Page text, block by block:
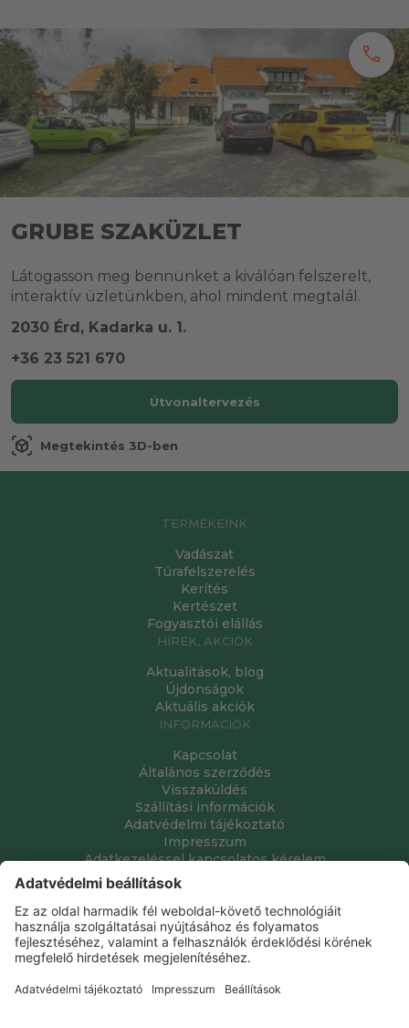
call
GRUBE SZAKÜZLET
Látogasson meg bennünket a kiválóan felszerelt,
interaktív üzletünkben, ahol mindent megtalál.
2030 Érd, Kadarka u. 1.
+36 23 521 670
Útvonaltervezés
view_in_ar Megtekintés 3D-ben
TERMÉKEINK
Vadászat
Túrafelszerelés
Kerítés
Kertészet
Fogyasztói elállás
HÍREK, AKCIÓK
Aktualitások, blog
Újdonságok
Aktuális akciók
INFORMÁCIÓK
Kapcsolat
Általános szerződés
Visszaküldés
Szállítási információk
Adatvédelmi tájékoztató
Impresszum
Adatkezeléssel kapcsolatos kérelem